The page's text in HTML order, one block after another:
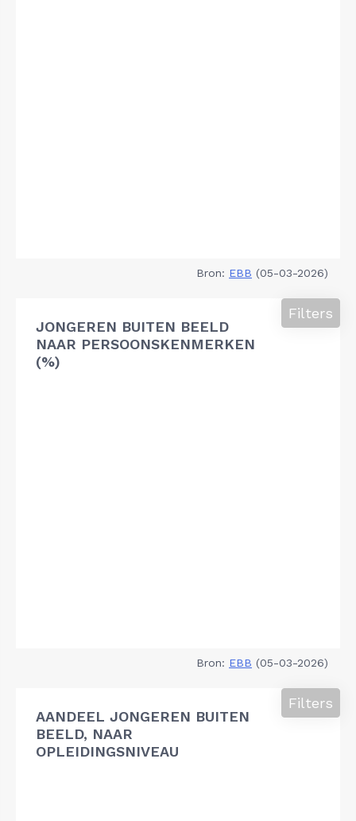
Bron: EBB (05-03-2026)
JONGEREN BUITEN BEELD
NAAR PERSOONSKENMERKEN
(%)
Filters
Bron: EBB (05-03-2026)
AANDEEL JONGEREN BUITEN
BEELD, NAAR
OPLEIDINGSNIVEAU
Filters